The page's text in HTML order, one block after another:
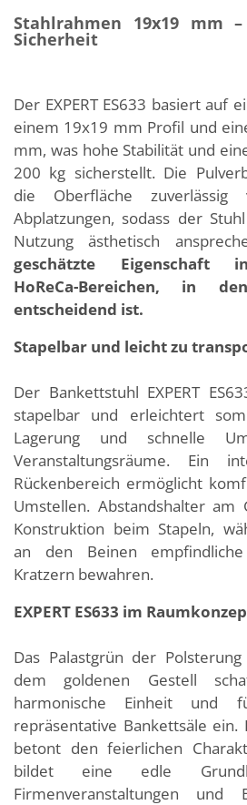
Stahlrahmen 19x19 mm
Sicherheit
Der EXPERT ES633 basiert auf
einem 19x19 mm Profil und
mm, was hohe Stabilität und
200 kg sicherstellt. Die
die Oberfläche
Abplatzungen, sodass der
Nutzung ästhetisch
geschätzte Eigenschaft
HoReCa-Bereichen, in
entscheidend ist.
Stapelbar und leicht zu
Der Bankettstuhl EXPERT
stapelbar und erleichtert
Lagerung und schnelle
Veranstaltungsräume. Ein
Rückenbereich ermöglicht
Umstellen. Abstandshalter am
Konstruktion beim Stapeln,
an den Beinen
Kratzern bewahren.
EXPERT ES633 im
Das Palastgrün der
dem goldenen Gestell
harmonische Einheit und
repräsentative Bankettsäle ein.
betont den feierlichen
bildet eine edle
Firmenveranstaltungen und